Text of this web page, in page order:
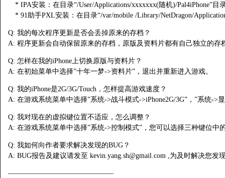
* IPA安装：在目录“/User/Applications/xxxxxxx(随机)/Pal4iPhone”目
* 91助手PXL安装：在目录“/var/mobile /Library/NetDragon/
Q: 我的每次程序更新是否会丢掉原来的存档？
A: 程序更新会自动保留原来的存档，原版及资料片都有自己独立的存
Q: 怎样在我的iPhone上切换原版与资料片？
A: 在初始菜单中选择”十年一梦->资料片”，退出并重新进入游戏。
Q: 我的iPhone是2G/3G/Touch，怎样提高游戏速度？
A: 在游戏系统菜单中选择”系统->战斗模式->iPhone2G/3G”，”系统->
Q: 我对现在的虚拟键位置不适应，怎么调整？
A: 在游戏系统菜单中选择”系统->控制模式”，您可以选择三种键位中
Q: 我如何向作者要求解决发现的BUG？
A: BUG报告及建议请发至 kevin.yang.sh@gmail.com ,为及时解决您发
———————————————